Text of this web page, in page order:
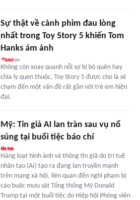
Sự thật về cảnh phim đau lòng
nhất trong Toy Story 5 khiến Tom
Hanks ám ảnh
Không còn xoay quanh nỗi sợ bị bỏ quên hay
chia ly quen thuộc, Toy Story 5 được cho là sẽ
chạm đến một vấn đề rất gần với trẻ em hiện
đại.
Mỹ: Tin giả AI lan tràn sau vụ nổ
súng tại buổi tiệc báo chí
Hàng loạt hình ảnh và thông tin giả do trí tuệ
nhân tạo (AI) tạo ra đang lan truyền mạnh
trên mạng xã hội, liên quan đến nghi phạm bị
cáo buộc mưu sát Tổng thống Mỹ Donald
Trump tại một buổi tiệc do Hiệp hội Phóng viên